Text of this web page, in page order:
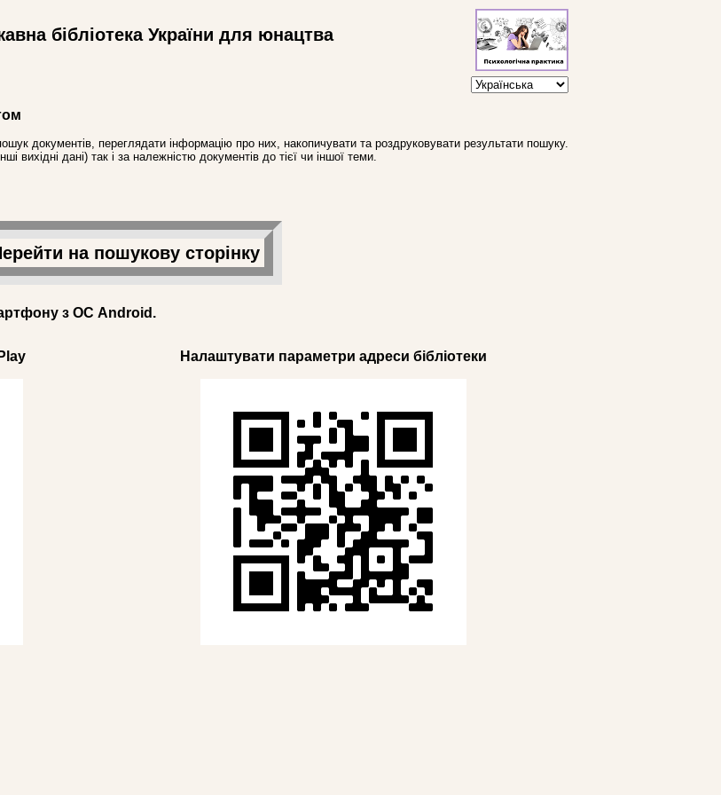
бібліотека України для юнацтва
документів, переглядати інформацію про них, накопичувати та роздруковувати результати пошуку.
вихідні дані) так і за належністю документів до тієї чи іншої теми.
на пошукову сторінку
з ОС Android.
Налаштувати параметри адреси бібліотеки